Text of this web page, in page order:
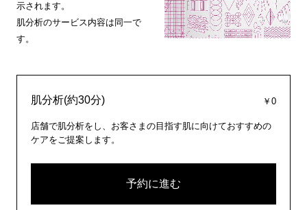
示されます。
肌分析のサービス内容は同一で
す。
肌分析(約30分) ￥0
店舗で肌分析をし、お客さまの目指す肌に向けておすすめの
ケアをご提案します。
予約に進む